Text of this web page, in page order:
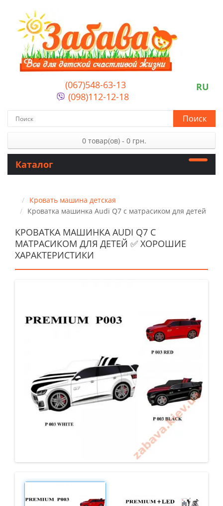
(067)548-63-13
(098)112-12-18
RU
Поиск
0 товар(ов) - 0 грн.
Каталог
Кровать машина детская
Кроватка машинка Audi Q7 с матрасиком для детей
КРОВАТКА МАШИНКА AUDI Q7 С
МАТРАСИКОМ ДЛЯ ДЕТЕЙ ✅ ХОРОШИЕ
ХАРАКТЕРИСТИКИ